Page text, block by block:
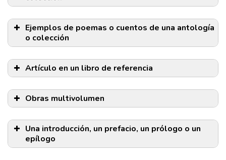
Ejemplos de poemas o cuentos de una antología
o colección
NOTA:
Artículo en un libro de referencia
Obras multivolumen
Una introducción, un prefacio, un prólogo o un
epílogo